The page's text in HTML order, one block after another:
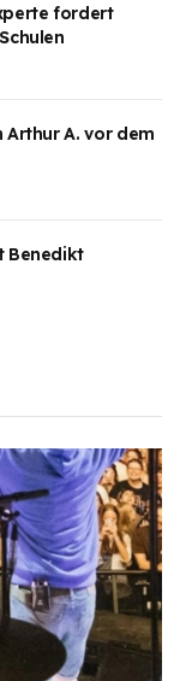
fordert
Arthur A. vor dem
Benedikt